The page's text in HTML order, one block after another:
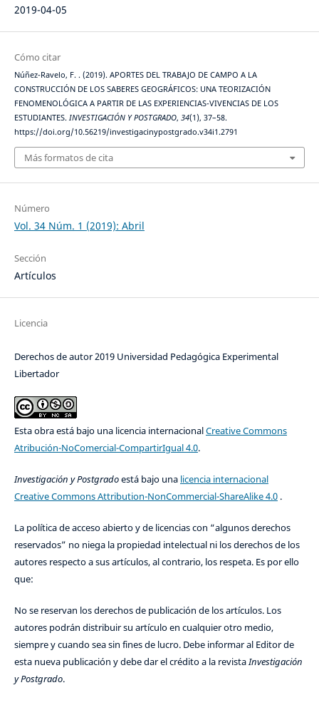
2019-04-05
Cómo citar
Núñez-Ravelo, F. . (2019). APORTES DEL TRABAJO DE CAMPO A LA
CONSTRUCCIÓN DE LOS SABERES GEOGRÁFICOS: UNA TEORIZACIÓN
FENOMENOLÓGICA A PARTIR DE LAS EXPERIENCIAS-VIVENCIAS DE LOS
ESTUDIANTES. INVESTIGACIÓN Y POSTGRADO, 34(1), 37–58.
https://doi.org/10.56219/investigacinypostgrado.v34i1.2791
Más formatos de cita
Número
Vol. 34 Núm. 1 (2019): Abril
Sección
Artículos
Licencia
Derechos de autor 2019 Universidad Pedagógica Experimental
Libertador
Esta obra está bajo una licencia internacionalCreative Commons
Atribución-NoComercial-CompartirIgual 4.0.
Investigación y Postgradoestá bajo una licencia internacional
Creative Commons Attribution-NonCommercial-ShareAlike 4.0.
La política de acceso abierto y de licencias con “algunos derechos
reservados” no niega la propiedad intelectual ni los derechos de los
autores respecto a sus artículos, al contrario, los respeta. Es por ello
que:
No se reservan los derechos de publicación de los artículos. Los
autores podrán distribuir su artículo en cualquier otro medio,
siempre y cuando sea sin fines de lucro. Debe informar al Editor de
esta nueva publicación y debe dar el crédito a la revistaInvestigación
y Postgrado.